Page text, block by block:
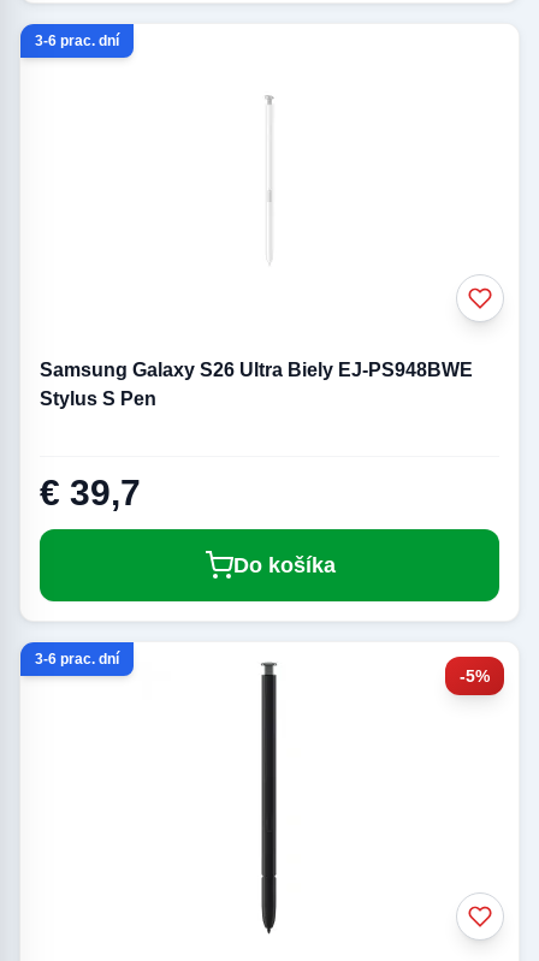
3-6 prac. dní
Samsung Galaxy S26 Ultra Biely EJ-PS948BWE
Stylus S Pen
€ 39,7
Do košíka
-5%
3-6 prac. dní